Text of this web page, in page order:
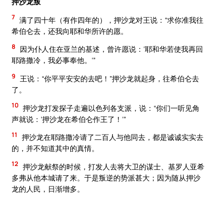
7 满了四十年（有作四年的），押沙龙对王说：“求你准我往
希伯仑去，还我向耶和华所许的愿。
8
因为仆人住在亚兰的基述，曾许愿说：‘耶和华若使我再回
耶路撒冷，我必事奉他。’”
9
王说：“你平平安安的去吧！”押沙龙就起身，往希伯仑去
了。
10 押沙龙打发探子走遍以色列各支派，说：“你们一听见角
声就说：‘押沙龙在希伯仑作王了！’”
11
押沙龙在耶路撒冷请了二百人与他同去，都是诚诚实实去
的，并不知道其中的真情。
12 押沙龙献祭的时候，打发人去将大卫的谋士、基罗人亚希
多弗从他本城请了来。于是叛逆的势派甚大；因为随从押沙
龙的人民，日渐增多。